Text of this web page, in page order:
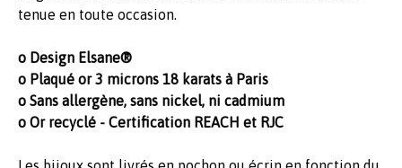
tenue en toute occasion.
o Design Elsane®
o Plaqué or 3 microns 18 karats à Paris
o Sans allergène, sans nickel, ni cadmium
o Or recyclé - Certification REACH et RJC